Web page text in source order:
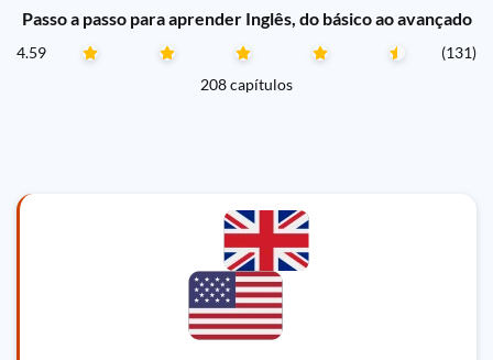
Passo a passo para aprender Inglês, do básico ao avançado
4.59
(131)
208 capítulos